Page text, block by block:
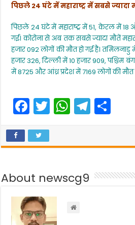
पिछले 24 घंटे में महाराष्ट्र में सबसे ज्यादा
पिछले 24 घंटे में महाराष्ट्र में 51, केरल में 18
गई। कोरोना से अब तक सबसे ज्यादा मौतें
हजार 092 लोगों की मौत हो गई है।
हजार 326, दिल्ली में 10 हजार 909, पश्चिम
में 8725 और आंध्र प्रदेश में 7169 लोगों की मौत
F
a
c
e
b
o
o
k
T
w
er
W
h
ts
A
p
p
T
el
gr
a
e
About newscg9